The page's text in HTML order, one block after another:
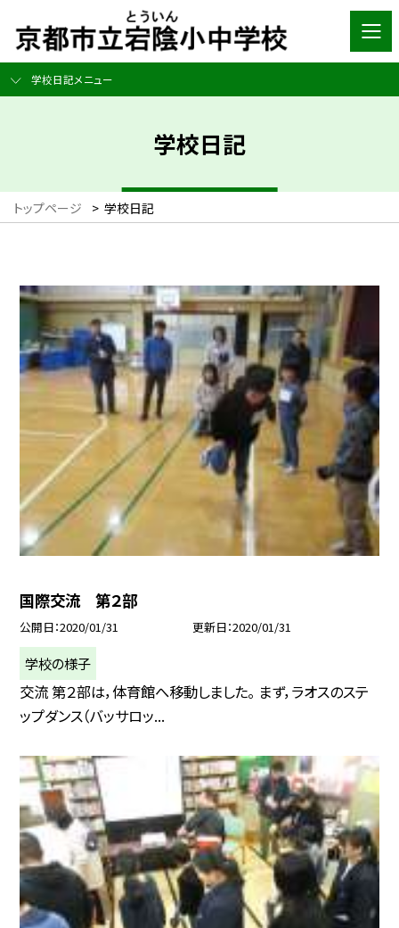
学校日記メニュー
学校日記
トップページ > 学校日記
国際交流 第２部
公開日 2020/01/31 更新日 2020/01/31
学校の様子
交流 第２部は，体育館へ移動しました。 まず，ラオスのステ
ップダンス（バッサロッ...